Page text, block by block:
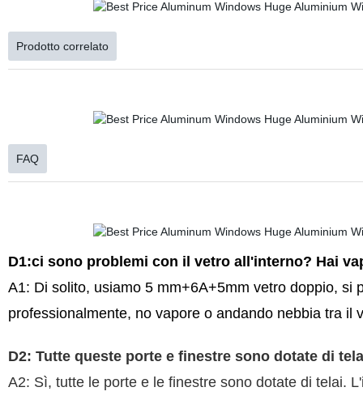
Prodotto correlato
FAQ
D1:ci sono problemi con il vetro all'interno? Hai
A1: Di solito, usiamo 5 mm+6A+5mm vetro doppio, si
professionalmente, no vapore o andando nebbia tra il
D2: Tutte queste porte e finestre sono dotate di
A2: Sì, tutte le porte e le finestre sono dotate di telai.